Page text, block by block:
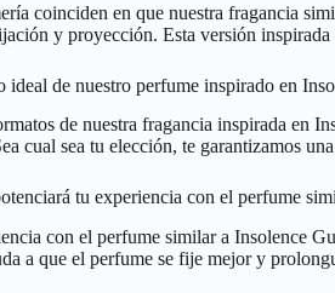
coinciden en que nuestra fragancia
y proyección. Esta versión
ideal de nuestro perfume inspirado en
de nuestra fragancia inspirada en
cual sea tu elección, te garantizamos
tu experiencia con el perfume
con el perfume similar a Insolence
a que el perfume se fije mejor y